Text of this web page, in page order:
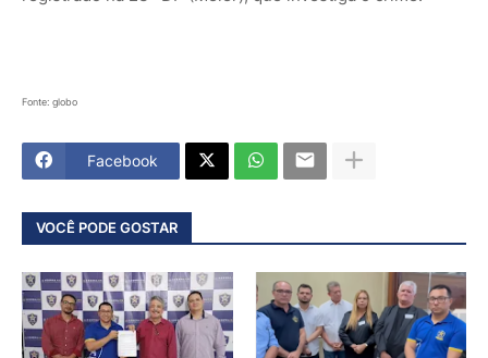
Fonte: globo
Facebook
VOCÊ PODE GOSTAR